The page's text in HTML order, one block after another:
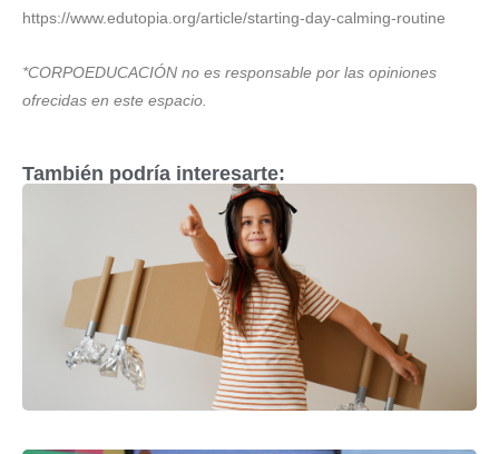
https://www.edutopia.org/article/starting-day-calming-routine
*CORPOEDUCACIÓN no es responsable por las opiniones
ofrecidas en este espacio.
También podría interesarte: